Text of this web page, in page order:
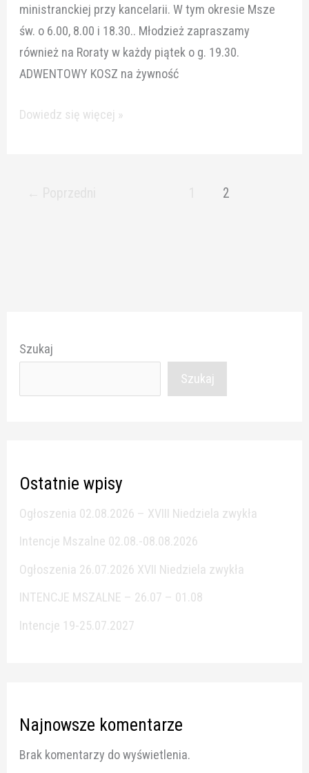
ministranckiej przy kancelarii. W tym okresie Msze
św. o 6.00, 8.00 i 18.30.. Młodzież zapraszamy
również na Roraty w każdy piątek o g. 19.30.
ADWENTOWY KOSZ na żywność
Dowiedz się więcej »
2
Szukaj
Szukaj
Ostatnie wpisy
Ogłoszenia 02.08.2026 – XVIII Niedziela zwykła
Intencje Mszalne 02.08.-08.08.2026
Ogłoszenia 26.07.2026 XVII Niedziela zwykła
INTENCJE MSZALNE – 26.07 – 01.08
Intencje 19-25.07.2027
Najnowsze komentarze
Brak komentarzy do wyświetlenia.